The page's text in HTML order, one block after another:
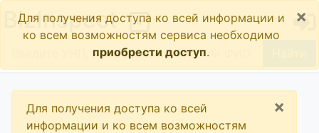
BizInspect
Для получения доступа ко всей информации и
ко всем возможностям сервиса необходимо
приобрести доступ.
×
Для получения доступа ко всей
информации и ко всем возможностям
×